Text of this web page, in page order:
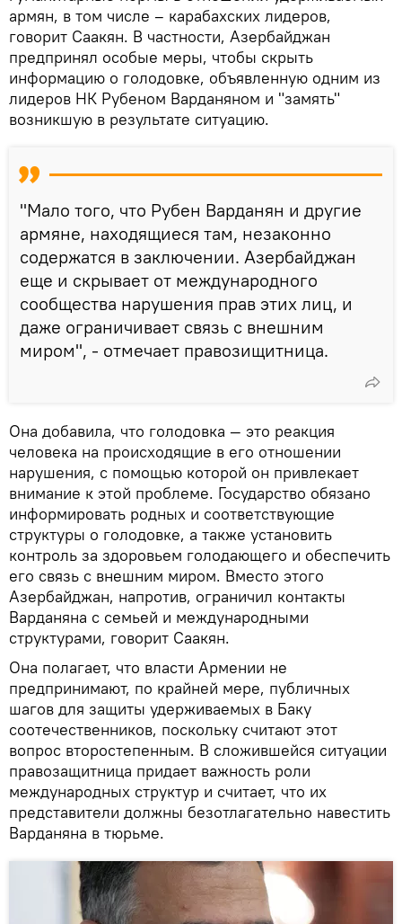
армян, в том числе – карабахских лидеров,
говорит Саакян. В частности, Азербайджан
предпринял особые меры, чтобы скрыть
информацию о голодовке, объявленную одним из
лидеров НК Рубеном Варданяном и "замять"
возникшую в результате ситуацию.
"Мало того, что Рубен Варданян и другие
армяне, находящиеся там, незаконно
содержатся в заключении. Азербайджан
еще и скрывает от международного
сообщества нарушения прав этих лиц, и
даже ограничивает связь с внешним
миром", - отмечает правозищитница.
Она добавила, что голодовка — это реакция
человека на происходящие в его отношении
нарушения, с помощью которой он привлекает
внимание к этой проблеме. Государство обязано
информировать родных и соответствующие
структуры о голодовке, а также установить
контроль за здоровьем голодающего и обеспечить
его связь с внешним миром. Вместо этого
Азербайджан, напротив, ограничил контакты
Варданяна с семьей и международными
структурами, говорит Саакян.
Она полагает, что власти Армении не
предпринимают, по крайней мере, публичных
шагов для защиты удерживаемых в Баку
соотечественников, поскольку считают этот
вопрос второстепенным. В сложившейся ситуации
правозащитница придает важность роли
международных структур и считает, что их
представители должны безотлагательно навестить
Варданяна в тюрьме.